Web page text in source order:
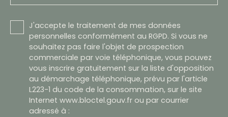
J'accepte le traitement de mes données
personnelles conformément au RGPD. Si vous ne
souhaitez pas faire l'objet de prospection
commerciale par voie téléphonique, vous pouvez
vous inscrire gratuitement sur la liste d'opposition
au démarchage téléphonique, prévu par l'article
L223-1 du code de la consommation, sur le site
Internet www.bloctel.gouv.fr ou par courrier
adressé à :